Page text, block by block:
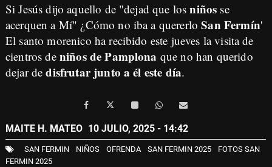
Si Jesús dijo aquello de "dejad que losniños se
acerquen a Mí" ¿Cómo no iba a quererloSan Fermín'
El santo morenico ha recibido este jueves la visita de
cientros deniños de Pamplona que no han querido
dejar dedisfrutar junto a él este día.
MAITE H. MATEO 10 JULIO, 2025 - 14:42
SAN FERMIN NIÑOS OFRENDA SAN FERMIN 2025
FOTOS SAN
FERMIN 2025